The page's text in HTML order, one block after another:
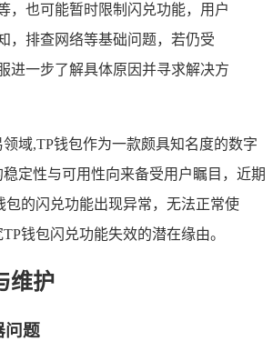
，也可能暂时限制闪兑功能，用户
，排查网络等基础问题，若仍受
进一步了解具体原因并寻求解决方
域,TP钱包作为一款颇具知名度的数字
定性与可用性向来备受用户瞩目，近期
包的闪兑功能出现异常，无法正常使
钱包闪兑功能失效的潜在缘由。
维护
问题